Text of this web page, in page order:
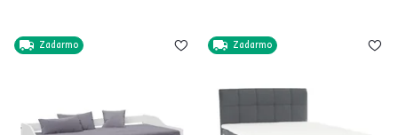
Zadarmo Zadarmo